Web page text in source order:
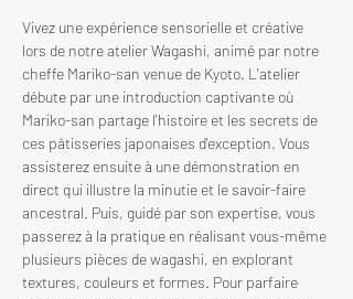
Vivez une expérience sensorielle et créative
lors de notre atelier Wagashi, animé par notre
cheffe Mariko-san venue de Kyoto. L'atelier
débute par une introduction captivante où
Mariko-san partage l'histoire et les secrets de
ces pâtisseries japonaises d'exception. Vous
assisterez ensuite à une démonstration en
direct qui illustre la minutie et le savoir-faire
ancestral. Puis, guidé par son expertise, vous
passerez à la pratique en réalisant vous-même
plusieurs pièces de wagashi, en explorant
textures, couleurs et formes. Pour parfaire